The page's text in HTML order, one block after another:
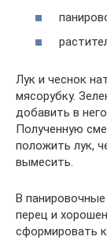
Лук и чеснок
мясорубку.
добавить в
Полученную
положить лук,
вымесить.
В
перец и
сформировать